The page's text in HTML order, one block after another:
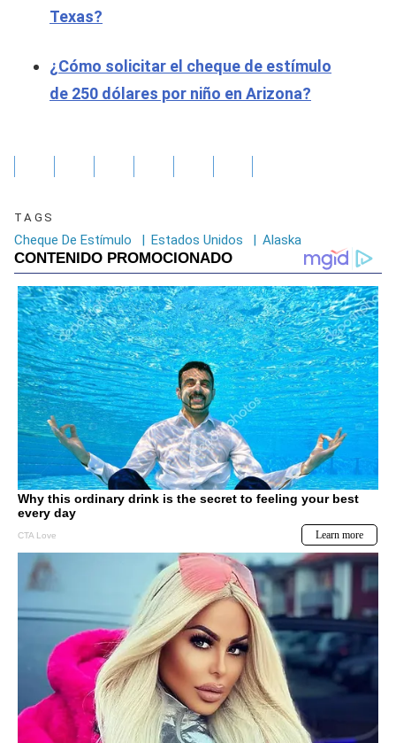
Texas?
¿Cómo solicitar el cheque de estímulo
de 250 dólares por niño en Arizona?
TAGS
Cheque De Estímulo | Estados Unidos | Alaska